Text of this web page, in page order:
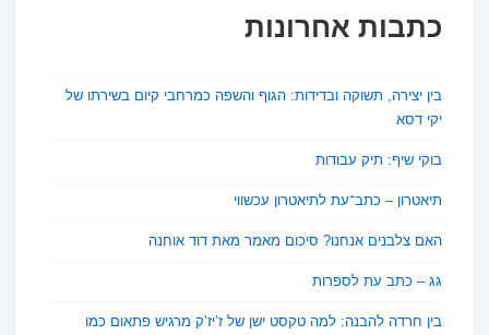
כתבות אחרונות
בין יצירה, תשוקה ובדידות: הגוף והשפה כמרחבי קיום בשירתו של
יקי דסא
בוקי שיף: תיק עבודות
תיאטרון – כתב־עת לתיאטרון עכשווי
האם צלבנים אנחנו? סיכום מאמר מאת דוד אוחנה
גג – כתב עת לספרות
בין חרדה להבנה: למה טקסט ישן של ז’יז’ק מרגיש פתאום כמו